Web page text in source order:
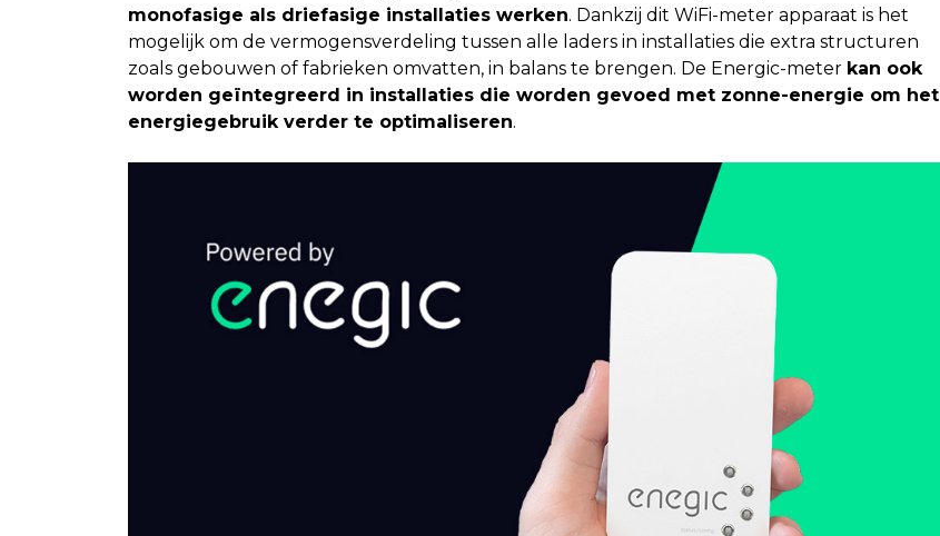
monofasige als driefasige installaties werken. Dankzij dit WiFi-meter apparaat is het
mogelijk om de vermogensverdeling tussen alle laders in installaties die extra structuren
zoals gebouwen of fabrieken omvatten, in balans te brengen. De Energic-meter kan ook
worden geïntegreerd in installaties die worden gevoed met zonne-energie om het
energiegebruik verder te optimaliseren.